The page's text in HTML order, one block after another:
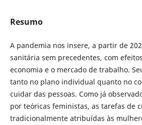
Resumo
A pandemia nos insere, a partir de
sanitária sem precedentes, com
economia e o mercado de trabalho.
tanto no plano individual quanto no
cuidar das pessoas. Como já
por teóricas feministas, as tarefas de
tradicionalmente atribuídas às